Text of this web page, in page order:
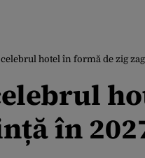
hotel în formă de zig
în